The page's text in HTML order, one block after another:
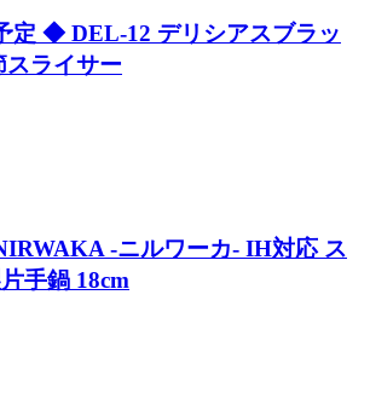
定 ◆ DEL-12 デリシアスブラッ
スライサー
-ニルワーカ- IH対応 ス
手鍋 18cm